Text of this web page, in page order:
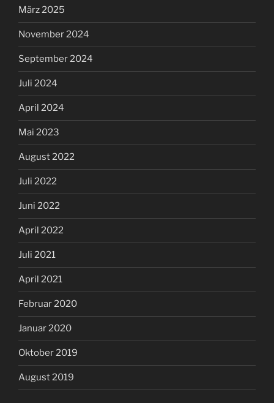
März 2025
November 2024
September 2024
Juli 2024
April 2024
Mai 2023
August 2022
Juli 2022
Juni 2022
April 2022
Juli 2021
April 2021
Februar 2020
Januar 2020
Oktober 2019
August 2019